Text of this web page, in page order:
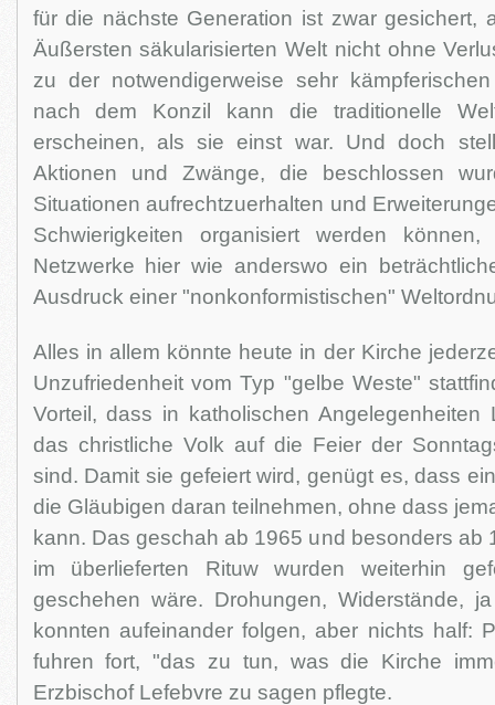
für die nächste Generation ist zwar gesichert,
Äußersten säkularisierten Welt nicht ohne
zu der notwendigerweise sehr
nach dem Konzil kann die traditionelle
erscheinen, als sie einst war. Und doch
Aktionen und Zwänge, die beschlossen
Situationen aufrechtzuerhalten und
Schwierigkeiten organisiert werden
Netzwerke hier wie anderswo ein
Ausdruck einer "nonkonformistischen"
Alles in allem könnte heute in der Kirche
Unzufriedenheit vom Typ "gelbe Weste"
Vorteil, dass in katholischen
das christliche Volk auf die Feier der
sind. Damit sie gefeiert wird, genügt es, dass
die Gläubigen daran teilnehmen, ohne dass
kann. Das geschah ab 1965 und besonders ab
im überlieferten Rituw wurden weiterhin
geschehen wäre. Drohungen, Widerstände,
konnten aufeinander folgen, aber nichts half:
fuhren fort, "das zu tun, was die Kirche
Erzbischof Lefebvre zu sagen pflegte.